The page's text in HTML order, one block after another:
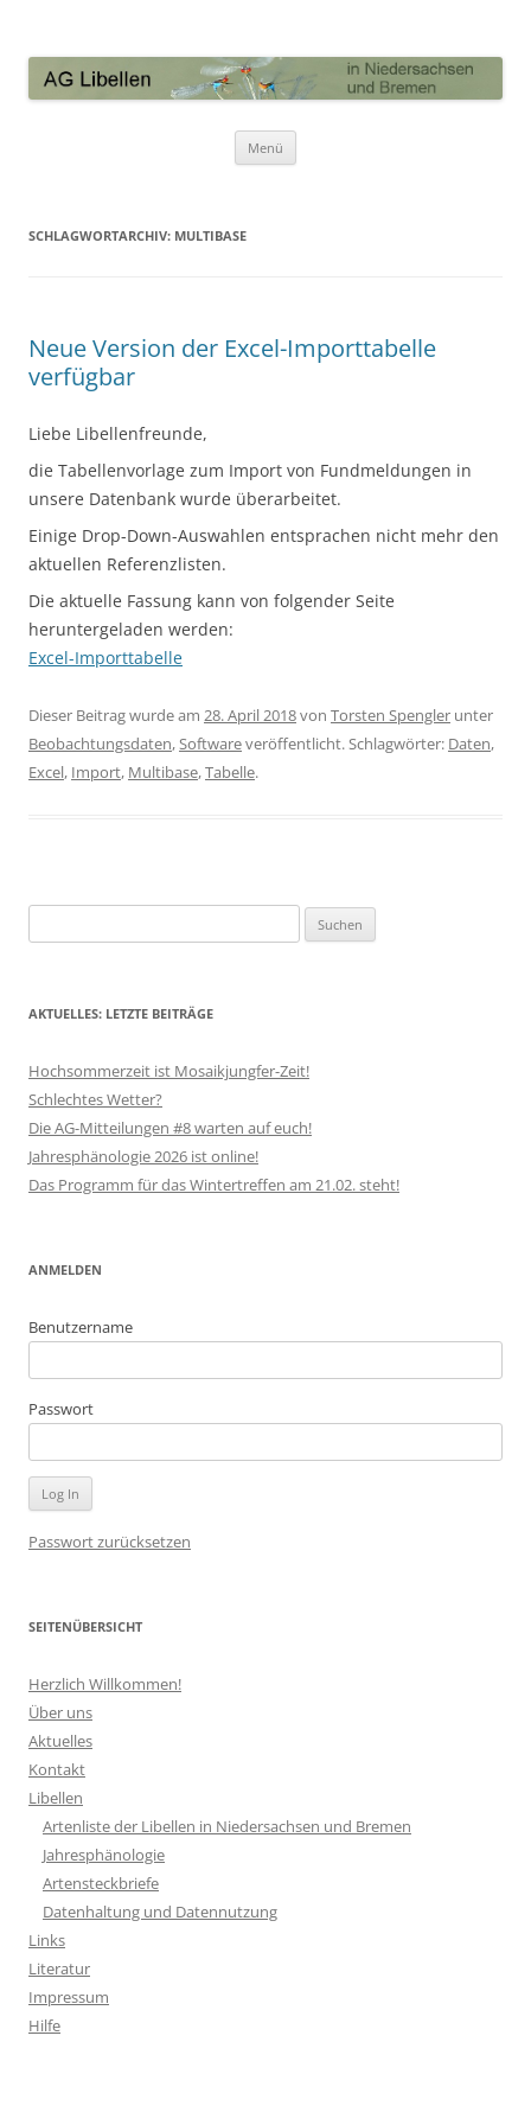
Bremen
Menü
SCHLAGWORTARCHIV: MULTIBASE
Neue Version der Excel-Importtabelle
verfügbar
Liebe Libellenfreunde,
die Tabellenvorlage zum Import von Fundmeldungen in
unsere Datenbank wurde überarbeitet.
Einige Drop-Down-Auswahlen entsprachen nicht mehr den
aktuellen Referenzlisten.
Die aktuelle Fassung kann von folgender Seite
heruntergeladen werden:
Excel-Importtabelle
Dieser Beitrag wurde am 28. April 2018von Torsten Spengler unter
Beobachtungsdaten,Softwareveröffentlicht. Schlagwörter: Daten,
Excel, Import, Multibase,Tabelle.
nach:
AKTUELLES: LETZTE BEITRÄGE
Hochsommerzeit ist Mosaikjungfer-Zeit!
Schlechtes Wetter?
Die AG-Mitteilungen #8 warten auf euch!
Jahresphänologie 2026 ist online!
Das Programm für das Wintertreffen am 21.02. steht!
ANMELDEN
Benutzername
Passwort
Passwort zurücksetzen
SEITENÜBERSICHT
Herzlich Willkommen!
Über uns
Aktuelles
Kontakt
Libellen
Artenliste der Libellen in Niedersachsen und Bremen
Jahresphänologie
Artensteckbriefe
Datenhaltung und Datennutzung
Links
Literatur
Impressum
Hilfe